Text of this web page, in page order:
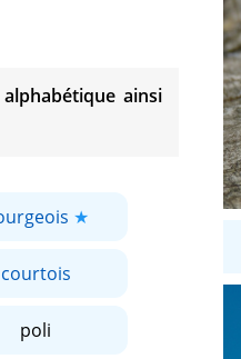
ainsi
courtois
poli